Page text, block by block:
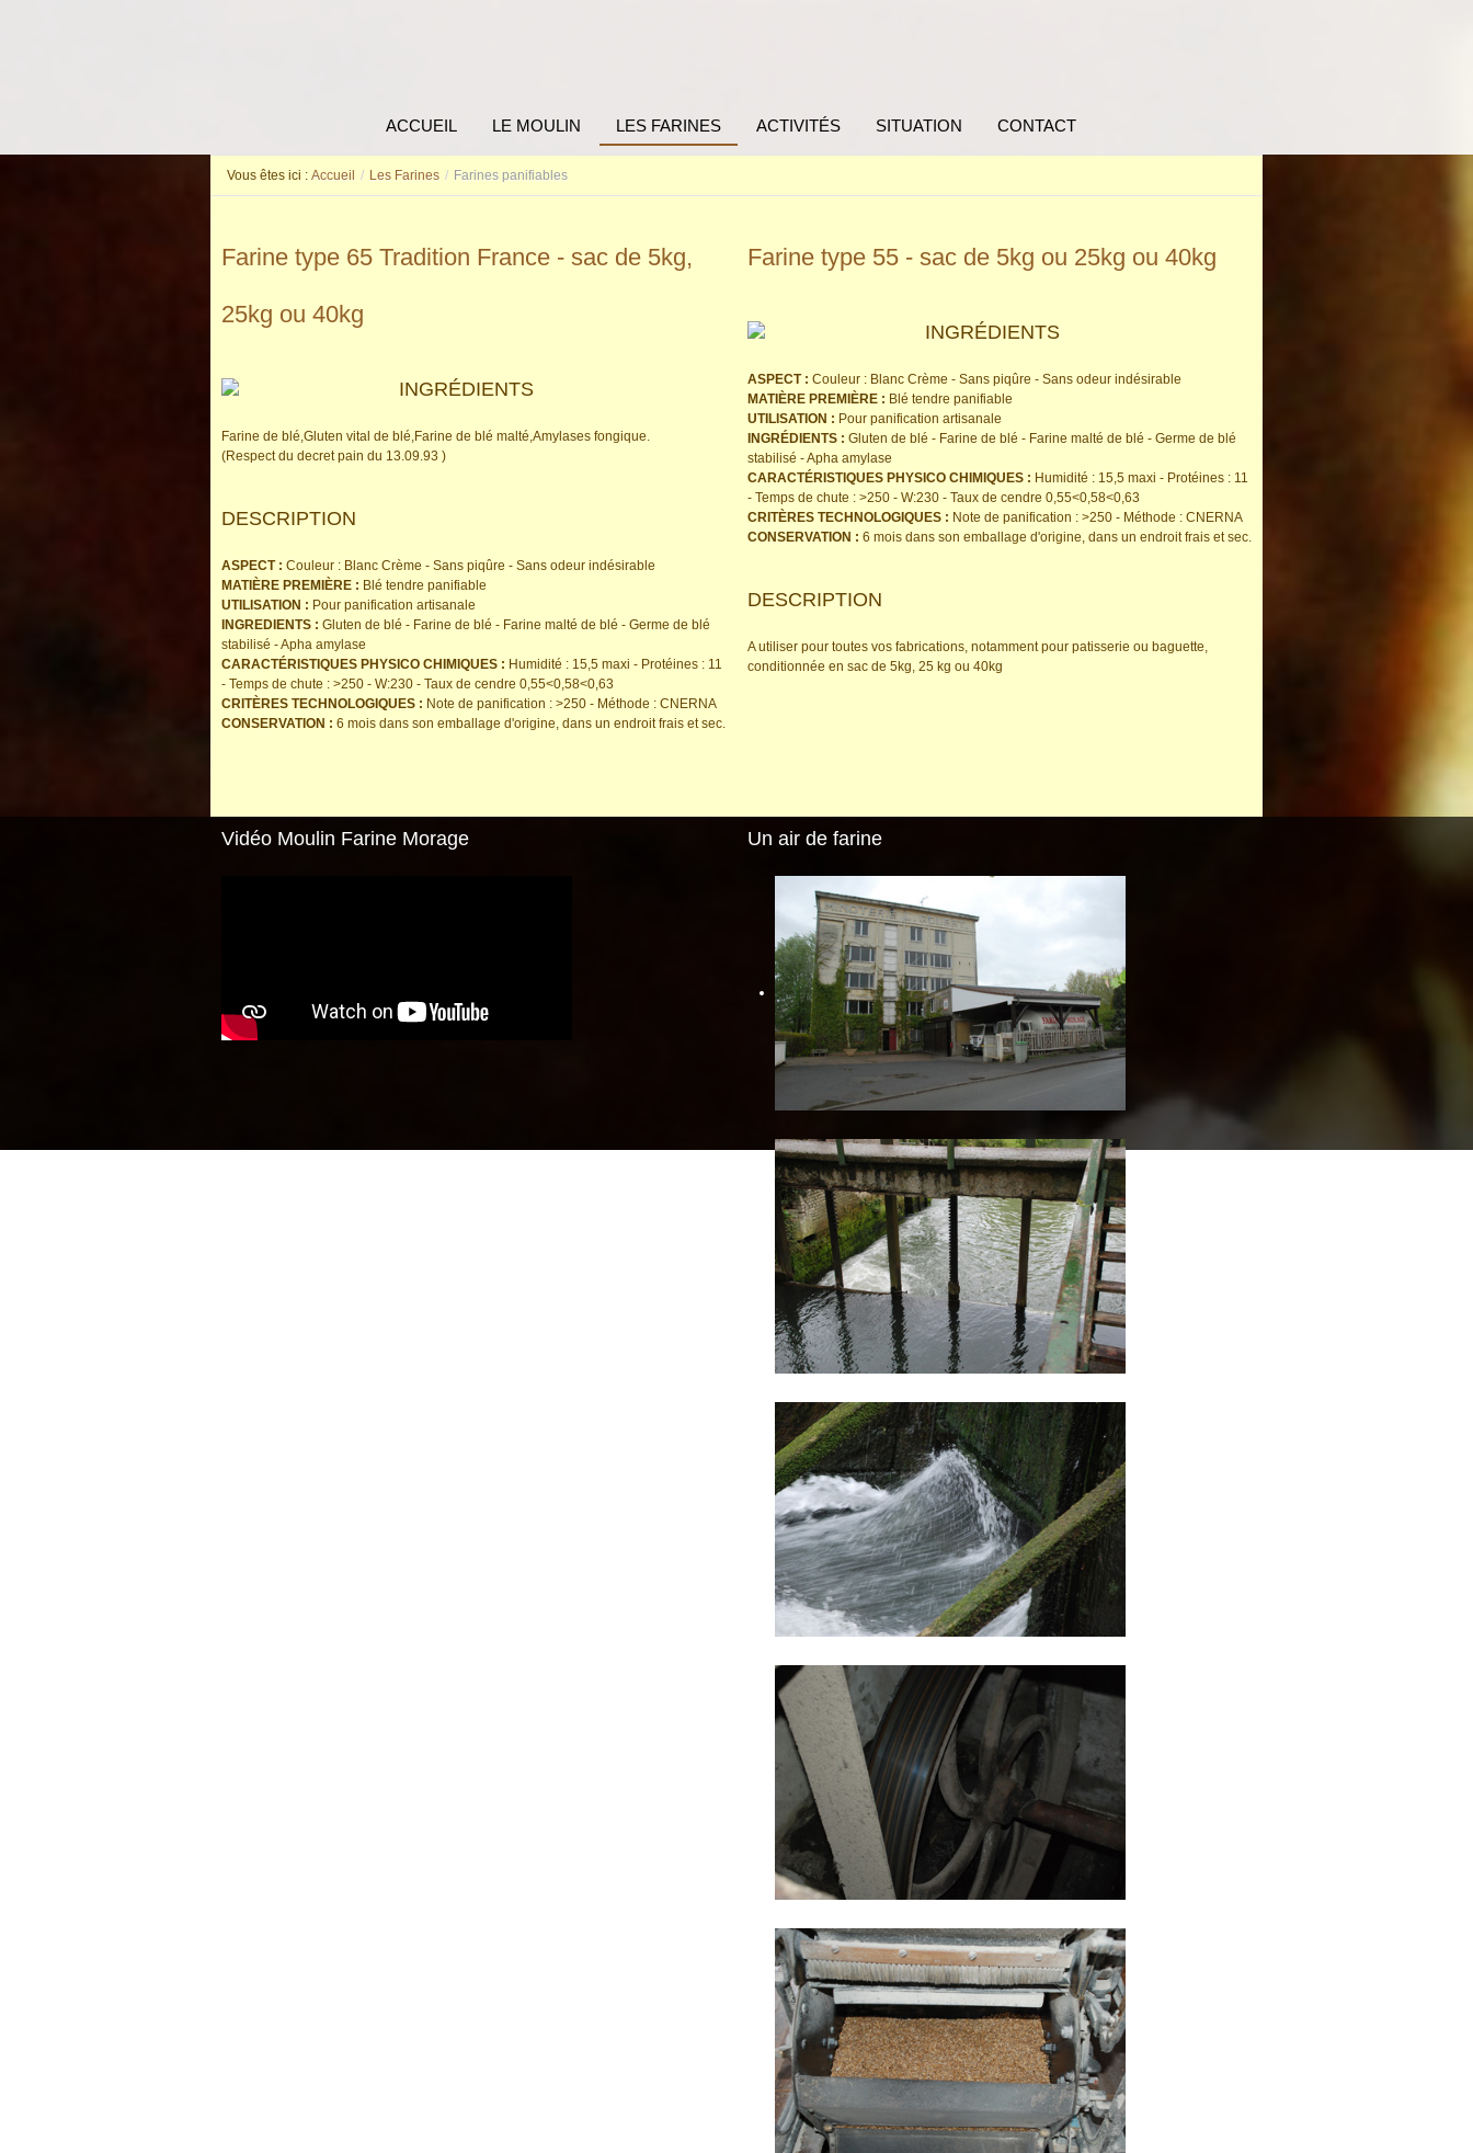
ACCUEIL LE MOULIN LES FARINES ACTIVITÉS SITUATION CONTACT
Vous êtes ici : Accueil / Les Farines / Farines panifiables
Farine type 65 Tradition France - sac de 5kg,
25kg ou 40kg
INGRÉDIENTS
Farine de blé,Gluten vital de blé,Farine de blé malté,Amylases fongique.
(Respect du decret pain du 13.09.93 )
DESCRIPTION
ASPECT : Couleur : Blanc Crème - Sans piqûre - Sans odeur indésirable
MATIÈRE PREMIÈRE : Blé tendre panifiable
UTILISATION : Pour panification artisanale
INGREDIENTS : Gluten de blé - Farine de blé - Farine malté de blé - Germe de blé
stabilisé - Apha amylase
CARACTÉRISTIQUES PHYSICO CHIMIQUES : Humidité : 15,5 maxi - Protéines : 11
- Temps de chute : >250 - W:230 - Taux de cendre 0,55<0,58<0,63
CRITÈRES TECHNOLOGIQUES : Note de panification : >250 - Méthode : CNERNA
CONSERVATION : 6 mois dans son emballage d'origine, dans un endroit frais et sec.
Farine type 55 - sac de 5kg ou 25kg ou 40kg
INGRÉDIENTS
ASPECT : Couleur : Blanc Crème - Sans piqûre - Sans odeur indésirable
MATIÈRE PREMIÈRE : Blé tendre panifiable
UTILISATION : Pour panification artisanale
INGRÉDIENTS : Gluten de blé - Farine de blé - Farine malté de blé - Germe de blé
stabilisé - Apha amylase
CARACTÉRISTIQUES PHYSICO CHIMIQUES : Humidité : 15,5 maxi - Protéines : 11
- Temps de chute : >250 - W:230 - Taux de cendre 0,55<0,58<0,63
CRITÈRES TECHNOLOGIQUES : Note de panification : >250 - Méthode : CNERNA
CONSERVATION : 6 mois dans son emballage d'origine, dans un endroit frais et sec.
DESCRIPTION
A utiliser pour toutes vos fabrications, notamment pour patisserie ou baguette,
conditionnée en sac de 5kg, 25 kg ou 40kg
Vidéo Moulin Farine Morage Un air de farine